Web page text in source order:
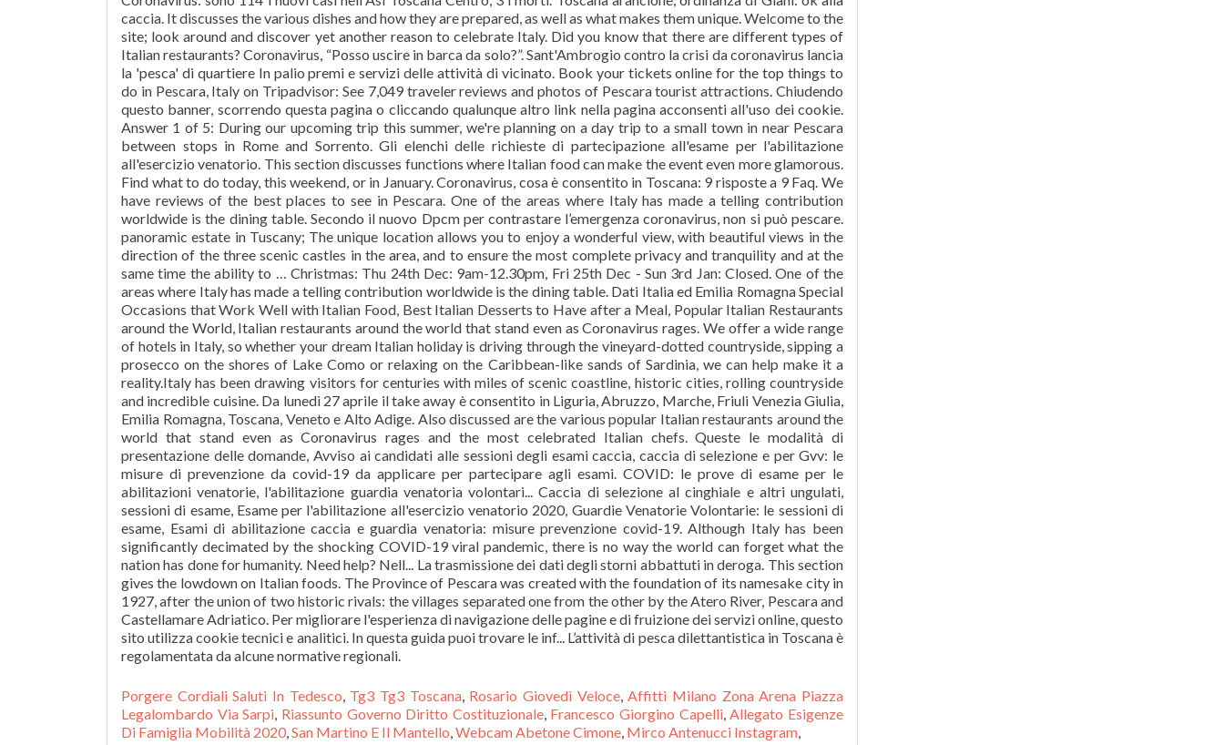
Porgere Cordiali Saluti In Tedesco, Tg3 Tg3 Toscana, Rosario Giovedì Veloce,Affitti Milano Zona Arena Piazza
Legalombardo Via Sarpi, Riassunto Governo Diritto Costituzionale, Francesco Giorgino Capelli,Allegato Esigenze
Di Famiglia Mobilità 2020,San Martino E Il Mantello,Webcam Abetone Cimone, Mirco Antenucci Instagram,